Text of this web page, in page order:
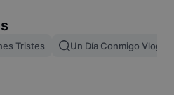
Tristes Un Día Conmigo Vlog